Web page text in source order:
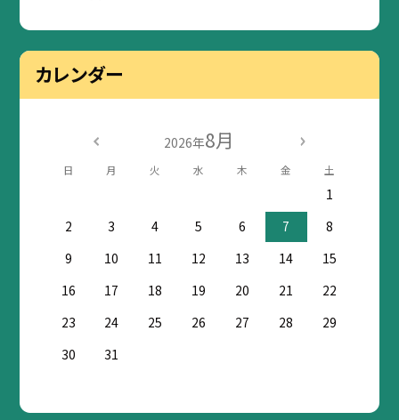
カレンダー
2026年8月
日 月 火 水 木 金 土
1
2
3 4 5 6 7
8
9
10 11 12 13 14
15
16
17 18 19 20 21
22
23
24 25 26 27 28
29
30
31